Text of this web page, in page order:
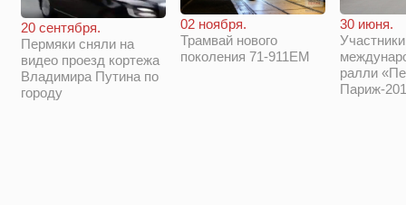
20 сентября.
Пермяки сняли на
видео проезд кортежа
Владимира Путина по
городу
02 ноября.
Трамвай нового
поколения 71-911ЕМ
30 июня.
Участники
ралли
Париж-